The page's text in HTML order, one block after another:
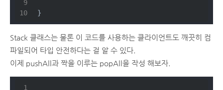
}
Stack 클래스는 물론 이 코드를 사용하는 클라이언트도 깨끗히 컴
파일되어 타입 안전하다는 걸 알 수 있다.
이제 pushAll과 짝을 이루는 popAll을 작성 해보자.